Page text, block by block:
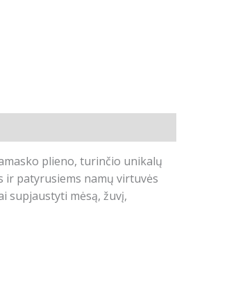
plieno, turinčio unikalų
ir patyrusiems namų virtuvės
supjaustyti mėsą, žuvį,